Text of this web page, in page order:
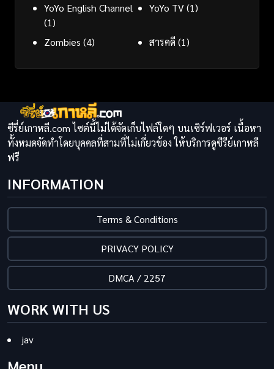
YoYo English Channel
(1)
YoYo TV(1)
Zombies (4) สารคดี(1)
ซีรี่ย์เกาหลี.com ไซต์นี้ไม่ได้จัดเก็บไฟล์ใดๆ บนเซิร์ฟเวอร์ เนื้อหา
ทั้งหมดจัดทำโดยบุคคลที่สามที่ไม่เกี่ยวข้อง ให้บริการดูซีรีย์เกาหลี
ฟรี
INFORMATION
Terms & Conditions
PRIVACY POLICY
DMCA / 2257
WORK WITH US
jav